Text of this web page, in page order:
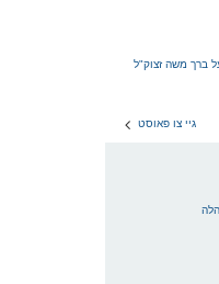
ברך משה זצוק"ל
גיי צו פאוסט